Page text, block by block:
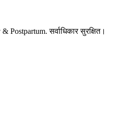
सर्वाधिकार सुरक्षित।